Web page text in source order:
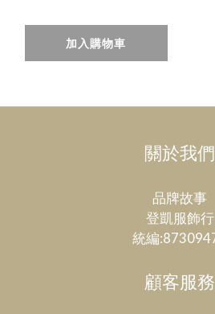
加入購物車
關於我們
品牌故事
登凱服飾行
統編
顧客服務